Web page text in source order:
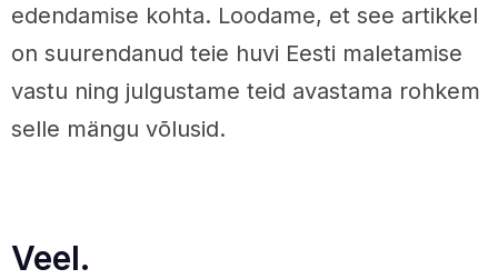
edendamise kohta. Loodame, et see artikkel
on suurendanud teie huvi Eesti maletamise
vastu ning julgustame teid avastama rohkem
selle mängu võlusid.
Veel.